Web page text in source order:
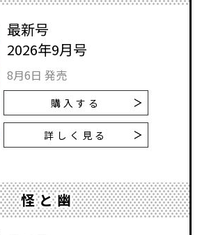
最新号
2026年9月号
8月6日 発売
購入する
詳しく見る
怪と幽